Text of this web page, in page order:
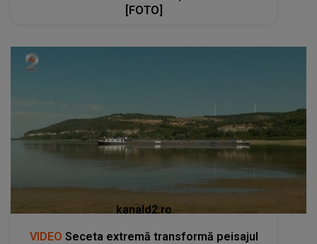
[FOTO]
kanald2.ro
VIDEO Seceta extremă transformă peisajul